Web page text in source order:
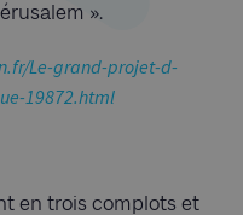
».
Le-grand-projet-d-
19872.html
en trois complots et